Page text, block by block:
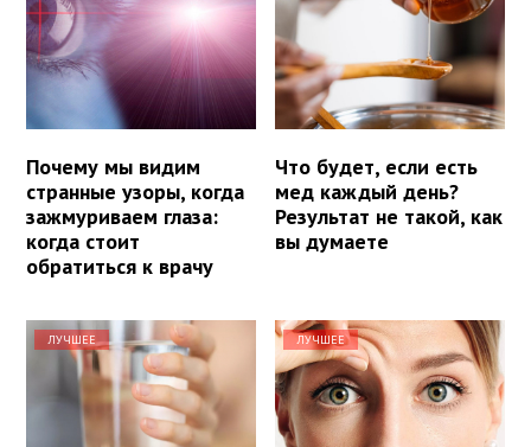
Почему мы видим
странные узоры, когда
зажмуриваем глаза:
когда стоит
обратиться к врачу
Что будет, если есть
мед каждый день?
Результат не такой, как
вы думаете
ЛУЧШЕЕ ЛУЧШЕЕ